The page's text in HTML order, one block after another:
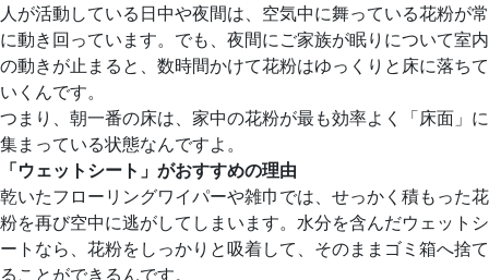
人が活動している日中や夜間は、空気中に舞っている花粉が常
に動き回っています。でも、夜間にご家族が眠りについて室内
の動きが止まると、数時間かけて花粉はゆっくりと床に落ちて
いくんです。
つまり、朝一番の床は、家中の花粉が最も効率よく「床面」に
集まっている状態なんですよ。
「ウェットシート」がおすすめの理由
乾いたフローリングワイパーや雑巾では、せっかく積もった花
粉を再び空中に逃がしてしまいます。水分を含んだウェットシ
ートなら、花粉をしっかりと吸着して、そのままゴミ箱へ捨て
ることができるんです。